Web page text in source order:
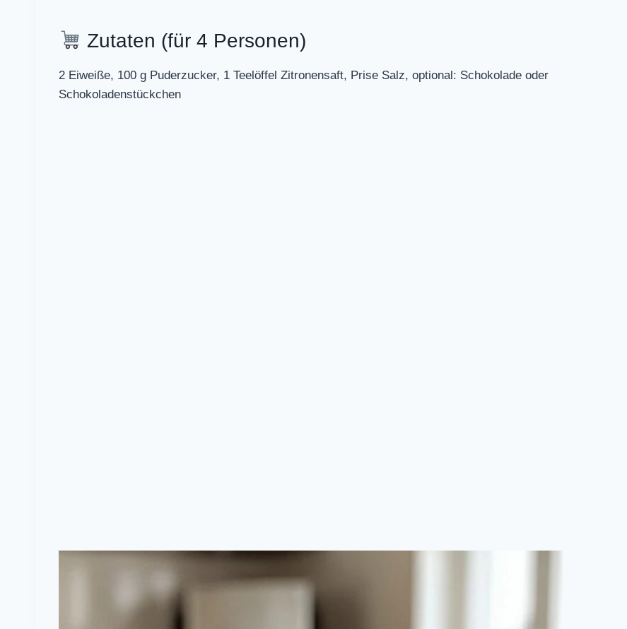
Zutaten (für 4 Personen)
2 Eiweiße, 100 g Puderzucker, 1 Teelöffel Zitronensaft, Prise Salz, optional: Schokolade oder
Schokoladenstückchen